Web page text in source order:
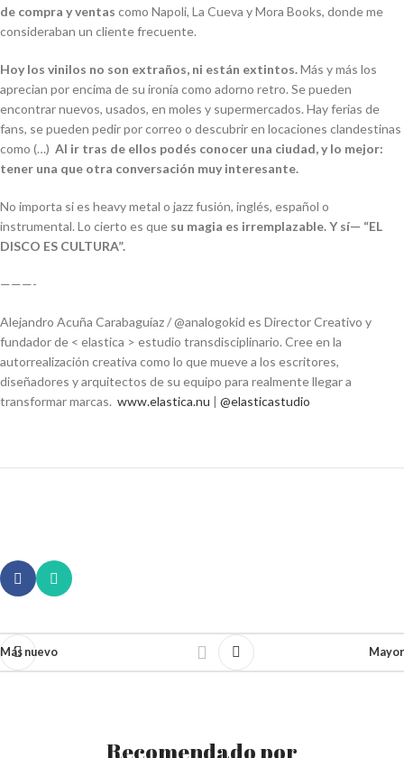
de compra y ventas como Napoli, La Cueva y Mora Books, donde me
consideraban un cliente frecuente.
Hoy los vinilos no son extraños, ni están extintos.Más y más los
aprecian por encima de su ironía como adorno retro. Se pueden
encontrar nuevos, usados, en moles y supermercados. Hay ferias de
fans, se pueden pedir por correo o descubrir en locaciones clandestinas
como (…) Al ir tras de ellos podés conocer una ciudad, y lo mejor:
tener una que otra conversación muy interesante.
No importa si es heavy metal o jazz fusión, inglés, español o
instrumental. Lo cierto es que su magia es irremplazable. Y sí— “EL
DISCO ES CULTURA”.
———-
Alejandro Acuña Carabaguíaz / @analogokid es Director Creativo y
fundador de < elastica > estudio transdisciplinario. Cree en la
autorrealización creativa como lo que mueve a los escritores,
diseñadores y arquitectos de su equipo para realmente llegar a
transformar marcas. www.elastica.nu | @elasticastudio
Más nuevo Mayor
Recomendado por